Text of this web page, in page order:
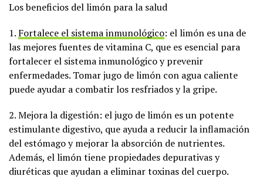
Los beneficios del limón para la salud
1. Fortalece el sistema inmunológico: el limón es una de
las mejores fuentes de vitamina C, que es esencial para
fortalecer el sistema inmunológico y prevenir
enfermedades. Tomar jugo de limón con agua caliente
puede ayudar a combatir los resfriados y la gripe.
2. Mejora la digestión: el jugo de limón es un potente
estimulante digestivo, que ayuda a reducir la inflamación
del estómago y mejorar la absorción de nutrientes.
Además, el limón tiene propiedades depurativas y
diuréticas que ayudan a eliminar toxinas del cuerpo.